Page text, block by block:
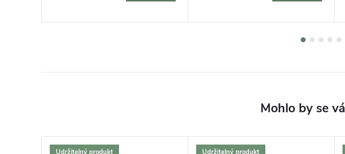
Udržitelný produkt Udržitelný produkt